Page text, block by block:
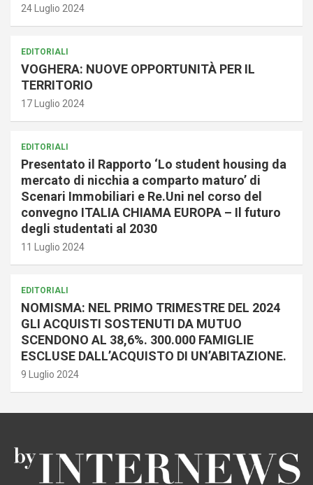
24 Luglio 2024
EDITORIALI
VOGHERA: NUOVE OPPORTUNITÀ PER IL
TERRITORIO
17 Luglio 2024
EDITORIALI
Presentato il Rapporto ‘Lo student housing da
mercato di nicchia a comparto maturo’ di
Scenari Immobiliari e Re.Uni nel corso del
convegno ITALIA CHIAMA EUROPA – Il futuro
degli studentati al 2030
11 Luglio 2024
EDITORIALI
NOMISMA: NEL PRIMO TRIMESTRE DEL 2024
GLI ACQUISTI SOSTENUTI DA MUTUO
SCENDONO AL 38,6%. 300.000 FAMIGLIE
ESCLUSE DALL’ACQUISTO DI UN’ABITAZIONE.
9 Luglio 2024